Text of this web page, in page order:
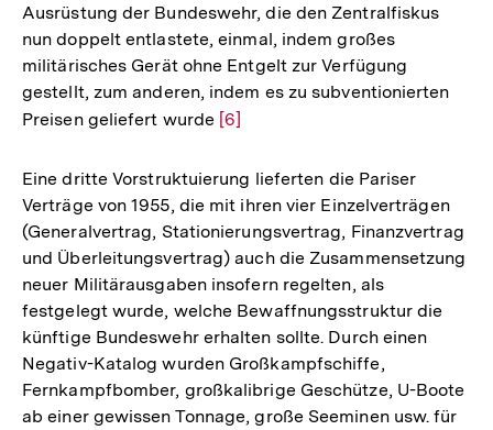
Ausrüstung der Bundeswehr, die den Zentralfiskus
nun doppelt entlastete, einmal, indem großes
militärisches Gerät ohne Entgelt zur Verfügung
gestellt, zum anderen, indem es zu subventionierten
Preisen geliefert wurde Zur
der
Fußnote
[6]
Eine dritte Vorstruktuierung lieferten die Pariser
Verträge von 1955, die mit ihren vier Einzelverträgen
(Generalvertrag, Stationierungsvertrag, Finanzvertrag
und Überleitungsvertrag) auch die Zusammensetzung
neuer Militärausgaben insofern regelten, als
festgelegt wurde, welche Bewaffnungsstruktur die
künftige Bundeswehr erhalten sollte. Durch einen
Negativ-Katalog wurden Großkampfschiffe,
Fernkampfbomber, großkalibrige Geschütze, U-Boote
ab einer gewissen Tonnage, große Seeminen usw. für